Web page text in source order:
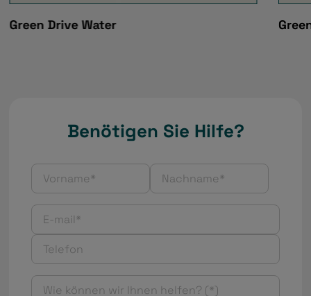
Green Drive Water
Benötigen Sie Hilfe?